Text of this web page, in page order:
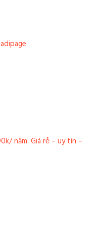
năm. Giá rẻ – uy tín –